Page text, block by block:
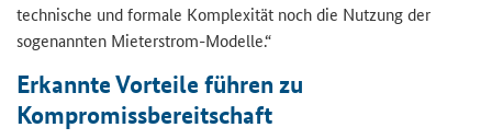
technische und formale Komplexität noch die Nutzung der
sogenannten Mieterstrom-Modelle.“
Erkannte Vorteile führen zu
Kompromissbereitschaft